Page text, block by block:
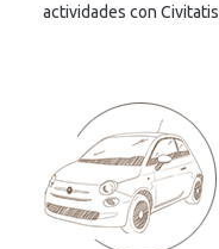
actividades con Civitatis